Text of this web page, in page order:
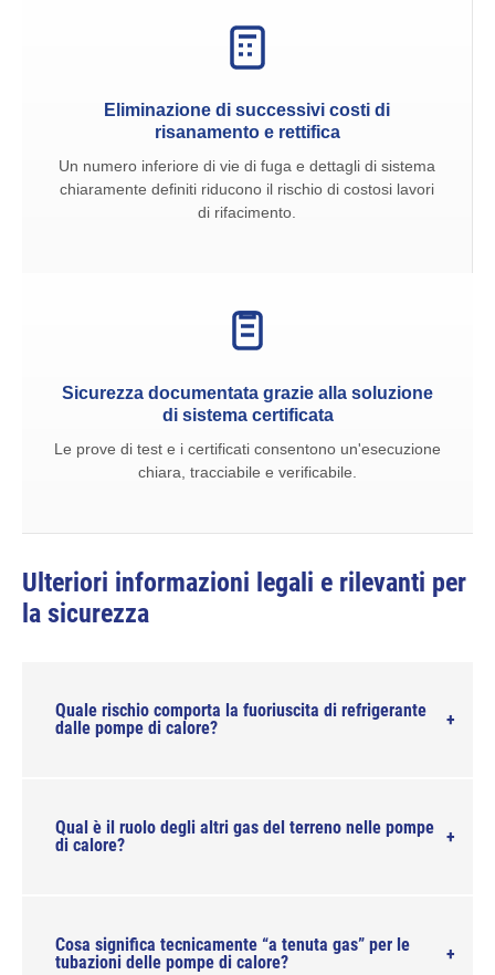
Eliminazione di successivi costi di
risanamento e rettifica
Un numero inferiore di vie di fuga e dettagli di sistema
chiaramente definiti riducono il rischio di costosi lavori
di rifacimento.
Sicurezza documentata grazie alla soluzione
di sistema certificata
Le prove di test e i certificati consentono un'esecuzione
chiara, tracciabile e verificabile.
Ulteriori informazioni legali e rilevanti per
la sicurezza
Quale rischio comporta la fuoriuscita di refrigerante
dalle pompe di calore?
Qual è il ruolo degli altri gas del terreno nelle pompe
di calore?
Cosa significa tecnicamente “a tenuta gas” per le
tubazioni delle pompe di calore?